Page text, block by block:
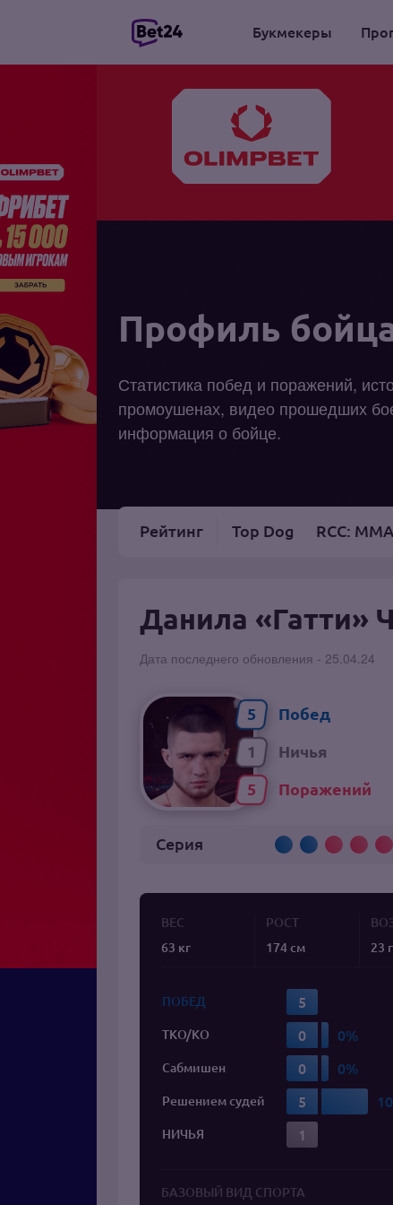
Букмекеры
Профиль
Статистика побед и поражений,
промоушенах, видео прошедших
информация о бойце.
Рейтинг Top Dog RCC:
Данила «Гатти»
Дата последнего обновления - 25.04.24
5
1
5
Серия
ВЕС
63 кг
РОСТ
174 см
23
ПОБЕД 5
TKO/KO 0
Сабмишен 0
Решением судей 5
НИЧЬЯ 1
БАЗОВЫЙ ВИД СПОРТА